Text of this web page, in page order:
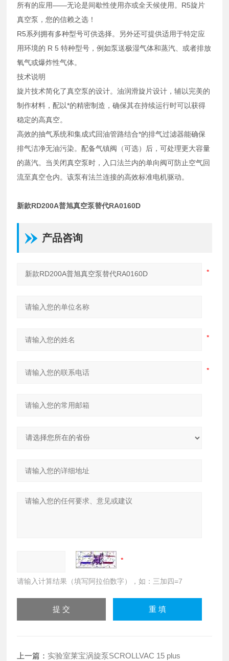
所有的应用——无论是间歇性使用亦或全天候使用。R5旋片
真空泵，您的信赖之选！
R5系列拥有多种型号可供选择。另外还可提供适用于特定应
用环境的 R 5 特种型号，例如泵送极湿气体和蒸汽、或者排放
氧气或爆炸性气体。
技术说明
旋片技术简化了真空泵的设计。油润滑旋片设计，辅以完美的
制作材料，配以*的精密制造，确保其在持续运行时可以获得
稳定的高真空。
高效的抽气系统和集成式回油管路结合*的排气过滤器能确保
排气洁净无油污染。配备气镇阀（可选）后，可处理更大容量
的蒸汽。当关闭真空泵时，入口法兰内的单向阀可防止空气回
流至真空仓内。该泵有法兰连接的高效标准电机驱动。
新款RD200A普旭真空泵替代RA0160D
产品咨询
请输入计算结果（填写阿拉伯数字），如：三加四=7
上一篇： 实验室莱宝涡旋泵SCROLLVAC 15 plus